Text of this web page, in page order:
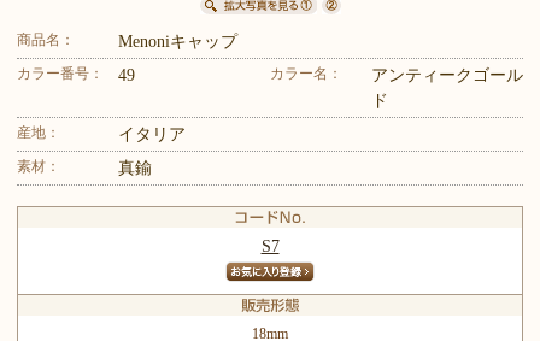
商品名： Menoniキャップ
カラー番号： 49 カラー名：
アンティークゴール
ド
産地： イタリア
素材： 真鍮
S7
18mm